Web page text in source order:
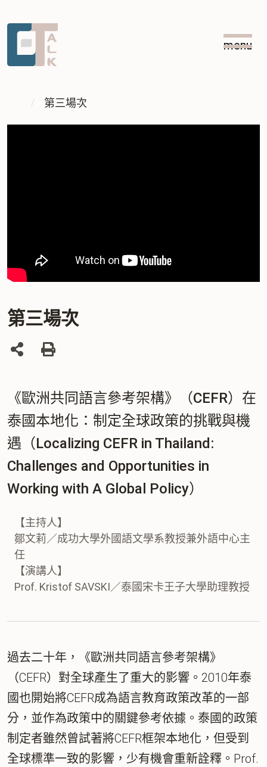
到
主
要
容
menu
第三場次
第三場次
列
《歐洲共同語言參考架構》（CEFR）在
泰國本地化：制定全球政策的挑戰與機
遇（Localizing CEFR in Thailand:
Challenges and Opportunities in
Working with A Global Policy）
【主持人】
鄒文莉／成功大學外國語文學系教授兼外語中心主
任
【演講人】
Prof. Kristof SAVSKI／泰國宋卡王子大學助理教授
過去二十年，《歐洲共同語言參考架構》
（CEFR）對全球產生了重大的影響。2010年泰
國也開始將CEFR成為語言教育政策改革的一部
分，並作為政策中的關鍵參考依據。泰國的政策
制定者雖然曾試著將CEFR框架本地化，但受到
全球標準一致的影響，少有機會重新詮釋。Prof.